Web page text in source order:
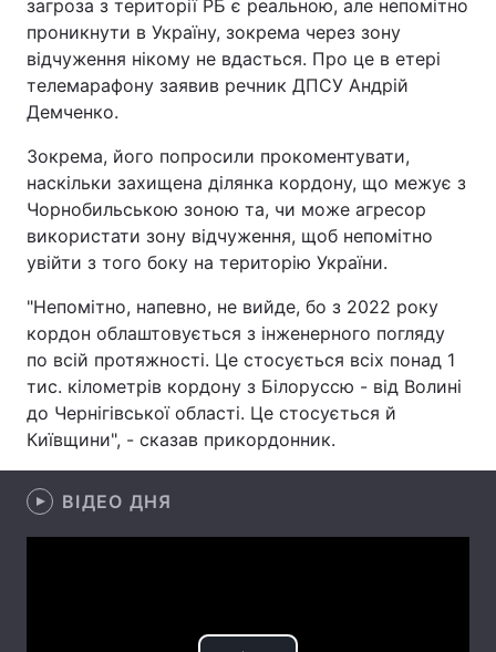
Техно і зв'язок
Зброя Інциденти
Здоров'я
Цікавинки Погода
Екологія Регіони
Лонгріди
Відео з Youtube Статті
Інтерв'ю Думки
Архів Вакансії
загроза з території РБ є реальною, але непомітно
проникнути в Україну, зокрема через зону
відчуження нікому не вдасться. Про це в етері
телемарафону заявив речник ДПСУ Андрій
Демченко.
Зокрема, його попросили прокоментувати,
наскільки захищена ділянка кордону, що межує з
Чорнобильською зоною та, чи може агресор
використати зону відчуження, щоб непомітно
увійти з того боку на територію України.
"Непомітно, напевно, не вийде, бо з 2022 року
кордон облаштовується з інженерного погляду
по всій протяжності. Це стосується всіх понад 1
тис. кілометрів кордону з Білоруссю - від Волині
до Чернігівської області. Це стосується й
Київщини", - сказав прикордонник.
ВІДЕО ДНЯ